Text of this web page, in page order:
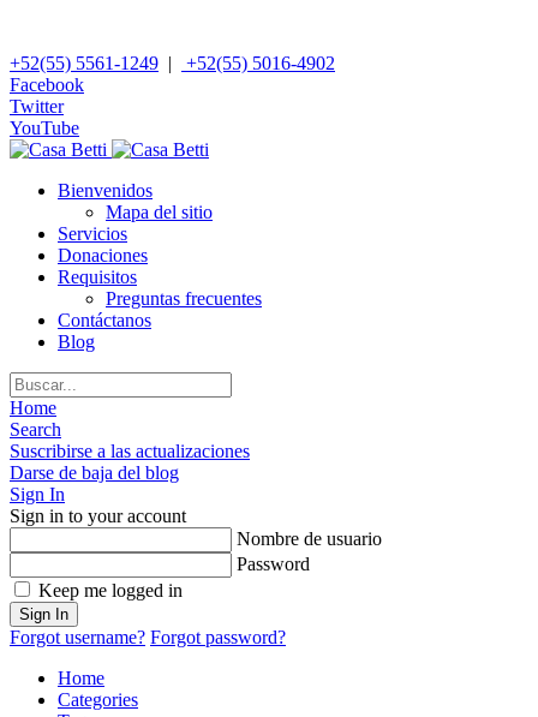
+52(55) 5561-1249 |
+52(55) 5016-4902
Facebook
Twitter
YouTube
Bienvenidos
Mapa del sitio
Servicios
Donaciones
Requisitos
Preguntas frecuentes
Contáctanos
Blog
Home
Search
Suscribirse a las actualizaciones
Darse de baja del blog
Sign In
Sign in to your account
Nombre de usuario
Password
Keep me logged in
Sign In
Forgot username? Forgot password?
Home
Categories